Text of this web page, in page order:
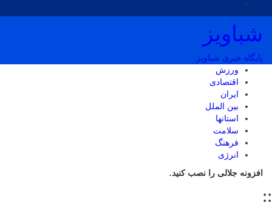
شباویز
پایگاه خبری شباویز
ورزش
اقتصادی
ایران
بین الملل
استانها
سلامت
فرهنگ
انرژی
افزونه جلالی را نصب کنید.
::